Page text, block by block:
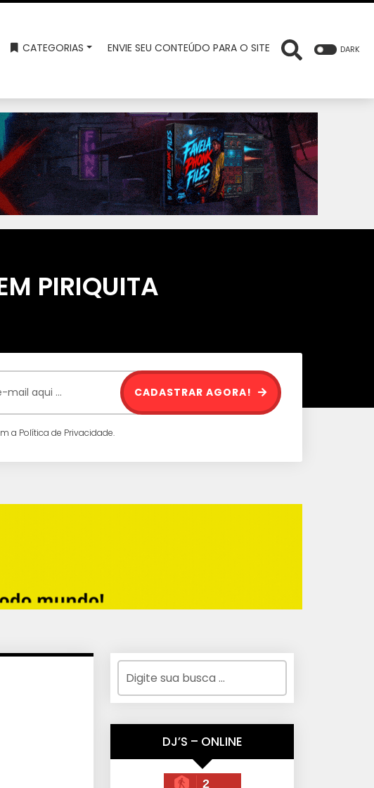
CATEGORIAS ENVIE SEU CONTEÚDO PARA O SITE DARK
PIRIQUITA
a Política de Privacidade.
CADASTRAR AGORA!
DJ’S – ONLINE
2